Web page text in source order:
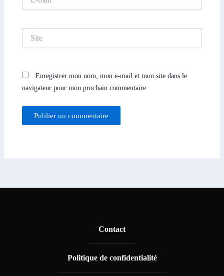
mail*
Enregistrer mon nom, mon e-mail et mon site dans le
navigateur pour mon prochain commentaire.
Contact
Politique de confidentialité